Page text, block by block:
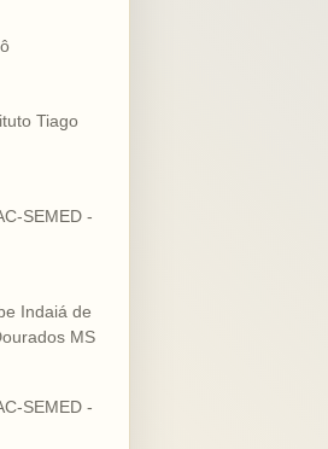
Tiago
SEMED -
Indaiá de
MS
SEMED -